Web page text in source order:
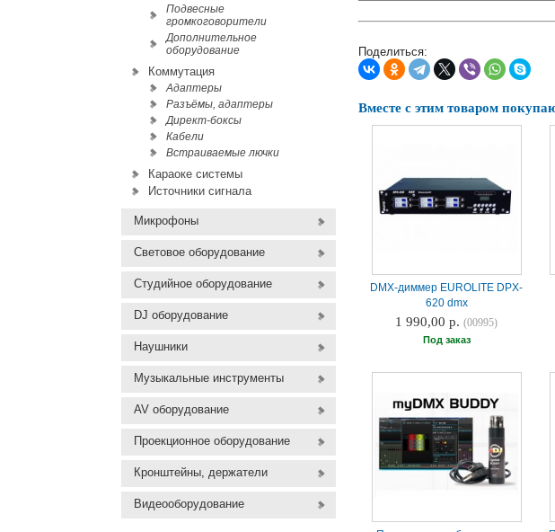
Подвесные
громкоговорители
Дополнительное
оборудование
Коммутация
Адаптеры
Разъёмы, адаптеры
Директ-боксы
Кабели
Встраиваемые лючки
Караоке системы
Источники сигнала
Микрофоны
Световое оборудование
Студийное оборудование
DJ оборудование
Наушники
Музыкальные инструменты
AV оборудование
Проекционное оборудование
Кронштейны, держатели
Видеооборудование
Поделиться:
Вместе с этим товаром
DMX-диммер EUROLITE DPX-
620 dmx
1 990,00 р.(00995)
Под заказ